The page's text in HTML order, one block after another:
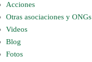
Acciones
Otras asociaciones y ONGs
Videos
Blog
Fotos